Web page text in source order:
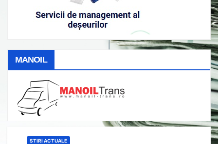
MANOIL
STIRI ACTUALE